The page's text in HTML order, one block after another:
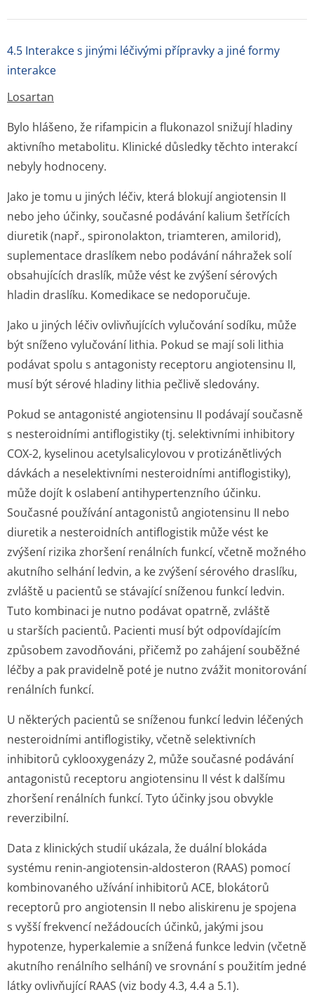
4.5 Interakce s jinými léčivými přípravky a jiné formy
interakce
Losartan
Bylo hlášeno, že rifampicin a flukonazol snižují hladiny
aktivního metabolitu. Klinické důsledky těchto interakcí
nebyly hodnoceny.
Jako je tomu u jiných léčiv, která blokují angiotensin II
nebo jeho účinky, současné podávání kalium šetřících
diuretik (např., spironolakton, triamteren, amilorid),
suplementace draslíkem nebo podávání náhražek solí
obsahujících draslík, může vést ke zvýšení sérových
hladin draslíku. Komedikace se nedoporučuje.
Jako u jiných léčiv ovlivňujících vylučování sodíku, může
být sníženo vylučování lithia. Pokud se mají soli lithia
podávat spolu s antagonisty receptoru angiotensinu II,
musí být sérové hladiny lithia pečlivě sledovány.
Pokud se antagonisté angiotensinu II podávají současně
s nesteroidními antiflogistiky (tj. selektivními inhibitory
COX-2, kyselinou acetylsalicylovou v protizánětlivých
dávkách a neselektivními nesteroidními antiflogistiky),
může dojít k oslabení antihypertenzního účinku.
Současné používání antagonistů angiotensinu II nebo
diuretik a nesteroidních antiflogistik může vést ke
zvýšení rizika zhoršení renálních funkcí, včetně možného
akutního selhání ledvin, a ke zvýšení sérového draslíku,
zvláště u pacientů se stávající sníženou funkcí ledvin.
Tuto kombinaci je nutno podávat opatrně, zvláště
u starších pacientů. Pacienti musí být odpovídajícím
způsobem zavodňováni, přičemž po zahájení souběžné
léčby a pak pravidelně poté je nutno zvážit monitorování
renálních funkcí.
U některých pacientů se sníženou funkcí ledvin léčených
nesteroidními antiflogistiky, včetně selektivních
inhibitorů cyklooxygenázy 2, může současné podávání
antagonistů receptoru angiotensinu II vést k dalšímu
zhoršení renálních funkcí. Tyto účinky jsou obvykle
reverzibilní.
Data z klinických studií ukázala, že duální blokáda
systému renin-angiotensin-aldosteron (RAAS) pomocí
kombinovaného užívání inhibitorů ACE, blokátorů
receptorů pro angiotensin II nebo aliskirenu je spojena
s vyšší frekvencí nežádoucích účinků, jakými jsou
hypotenze, hyperkalemie a snížená funkce ledvin (včetně
akutního renálního selhání) ve srovnání s použitím jedné
látky ovlivňující RAAS (viz body 4.3, 4.4 a 5.1).